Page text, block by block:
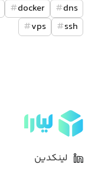
dns
#
docker
#
ssh
#
vps
#
لینکدین